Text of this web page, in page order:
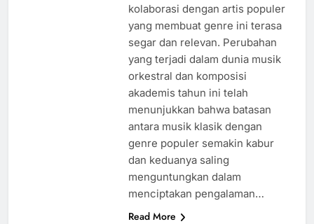
kolaborasi dengan artis populer
yang membuat genre ini terasa
segar dan relevan. Perubahan
yang terjadi dalam dunia musik
orkestral dan komposisi
akademis tahun ini telah
menunjukkan bahwa batasan
antara musik klasik dengan
genre populer semakin kabur
dan keduanya saling
menguntungkan dalam
menciptakan pengalaman…
Read More